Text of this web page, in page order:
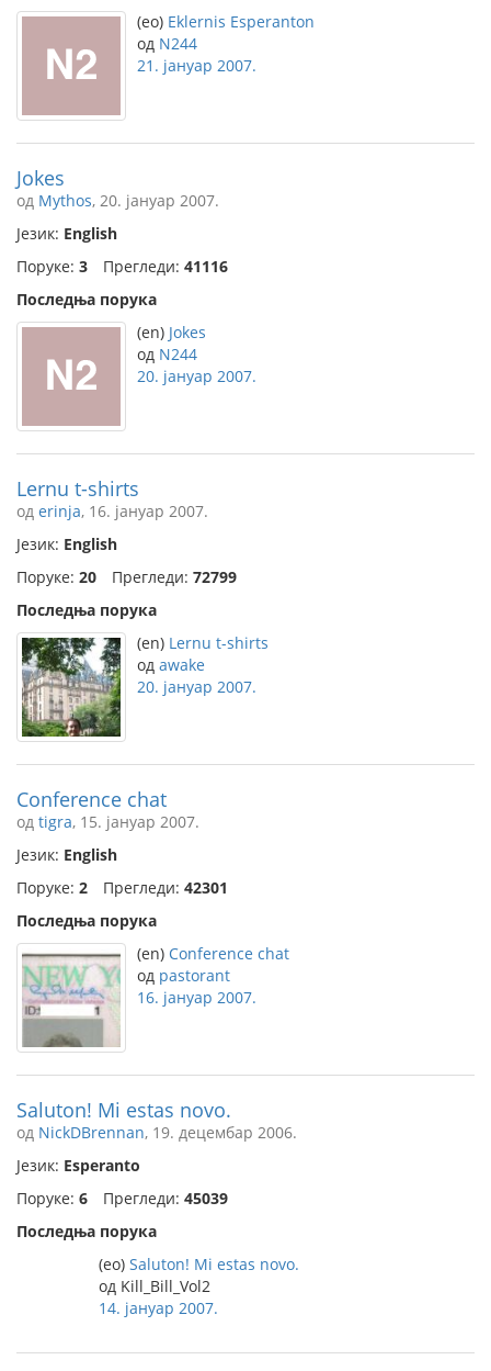
(eo) Eklernis Esperanton
од N244
21. јануар 2007.
Jokes
од Mythos, 20. јануар 2007.
Језик: English
Поруке: 3 Прегледи: 41116
Последња порука
(en) Jokes
од N244
20. јануар 2007.
Lernu t-shirts
од erinja, 16. јануар 2007.
Језик: English
Поруке: 20 Прегледи: 72799
Последња порука
(en) Lernu t-shirts
од awake
20. јануар 2007.
Conference chat
од tigra, 15. јануар 2007.
Језик: English
Поруке: 2 Прегледи: 42301
Последња порука
(en) Conference chat
од pastorant
16. јануар 2007.
Saluton! Mi estas novo.
од NickDBrennan, 19. децембар 2006.
Језик: Esperanto
Поруке: 6 Прегледи: 45039
Последња порука
(eo) Saluton! Mi estas novo.
од Kill_Bill_Vol2
14. јануар 2007.